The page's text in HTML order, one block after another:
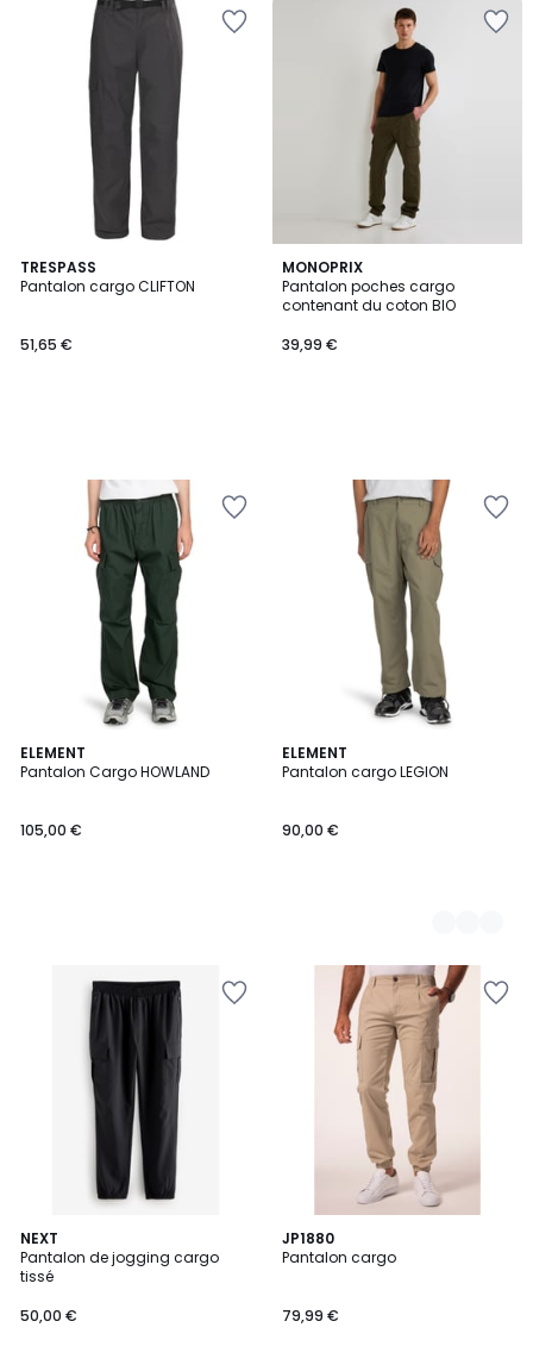
TRESPASS
Pantalon cargo CLIFTON
51,65 €
MONOPRIX
Pantalon poches cargo
contenant du coton BIO
39,99 €
ELEMENT
Pantalon Cargo HOWLAND
105,00 €
ELEMENT
Pantalon cargo LEGION
90,00 €
2
Couleurs
NEXT
Pantalon de jogging cargo
tissé
50,00 €
JP1880
Pantalon cargo
79,99 €
5
/
2
Couleurs